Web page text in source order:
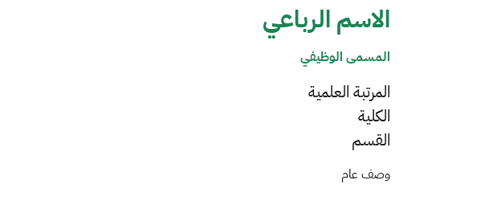
الاسم الرباعي
المسمى الوظيفي
المرتبة العلمية
الكلية
القسم
وصف عام